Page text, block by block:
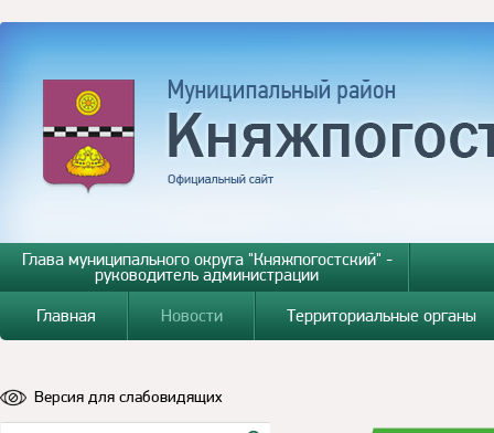
Глава муниципального округа "Княжпогостский" -
руководитель администрации
Главная
Новости Территориальные органы
Версия для слабовидящих